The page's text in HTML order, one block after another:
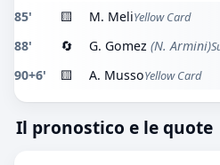
85' 🟨 M. MeliYellow Card
88' 🔄 G. Gomez (N. Armini)
90+6' 🟨 A. MussoYellow Card
Il pronostico e le quote